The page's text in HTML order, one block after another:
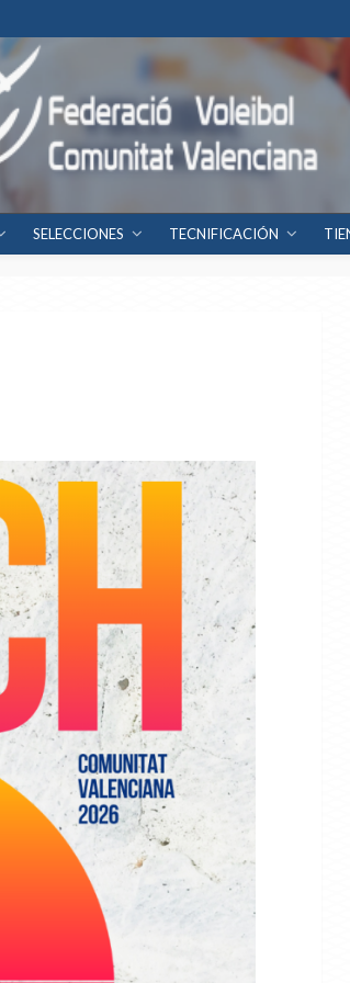
SELECCIONES TECNIFICACIÓN
VÓLEY PLAYA NOTICIAS
Más de 400 deportistas
pondrán el broche de oro en
Finestrat al Beach Volley Tour
Comunitat Valenciana 2026
07/08/2026